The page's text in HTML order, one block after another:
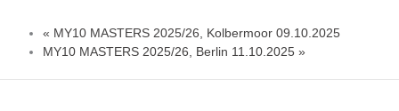
« MY10 MASTERS 2025/26, Kolbermoor 09.10.2025
MY10 MASTERS 2025/26, Berlin 11.10.2025»